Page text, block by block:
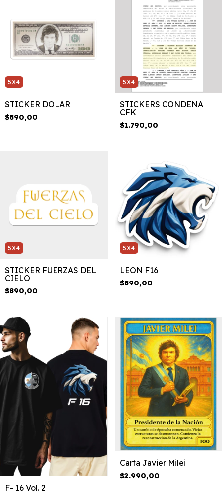
5X4
STICKER DOLAR
$890,00
5X4
STICKERS CONDENA
CFK
$1.790,00
5X4
STICKER FUERZAS DEL
CIELO
$890,00
5X4
LEON F16
$890,00
F- 16 Vol. 2
Carta Javier Milei
$2.990,00